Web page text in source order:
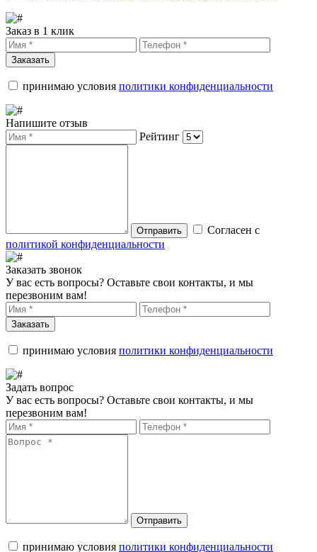
Заказ в 1 клик
Заказать
принимаю условия политики конфиденциальности
Напишите отзыв
Рейтинг
Отправить
Согласен с
политикой конфиденциальности
Заказать звонок
У вас есть вопросы? Оставьте свои контакты, и мы
перезвоним вам!
Заказать
принимаю условия политики конфиденциальности
Задать вопрос
У вас есть вопросы? Оставьте свои контакты, и мы
перезвоним вам!
Отправить
принимаю условия политики конфиденциальности